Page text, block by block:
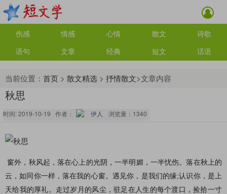
伤感 情感 心情 散文
诗歌
语句
文章 经典 短文 话语
当前位置： 首页 > 散文精选 > 抒情散文>文章内容
秋思
时间: 2019-10-19 作者： 伊人 浏览量： 1340
窗外，秋风起，落在心上的光阴，一半明媚，一半忧伤。落在秋上的
云，如同你一样，落在我的心窗。遇见你，是我们的缘;认识你，是上
天给我的厚礼。走过岁月的风尘，驻足在人生的每个渡口，捡拾一寸